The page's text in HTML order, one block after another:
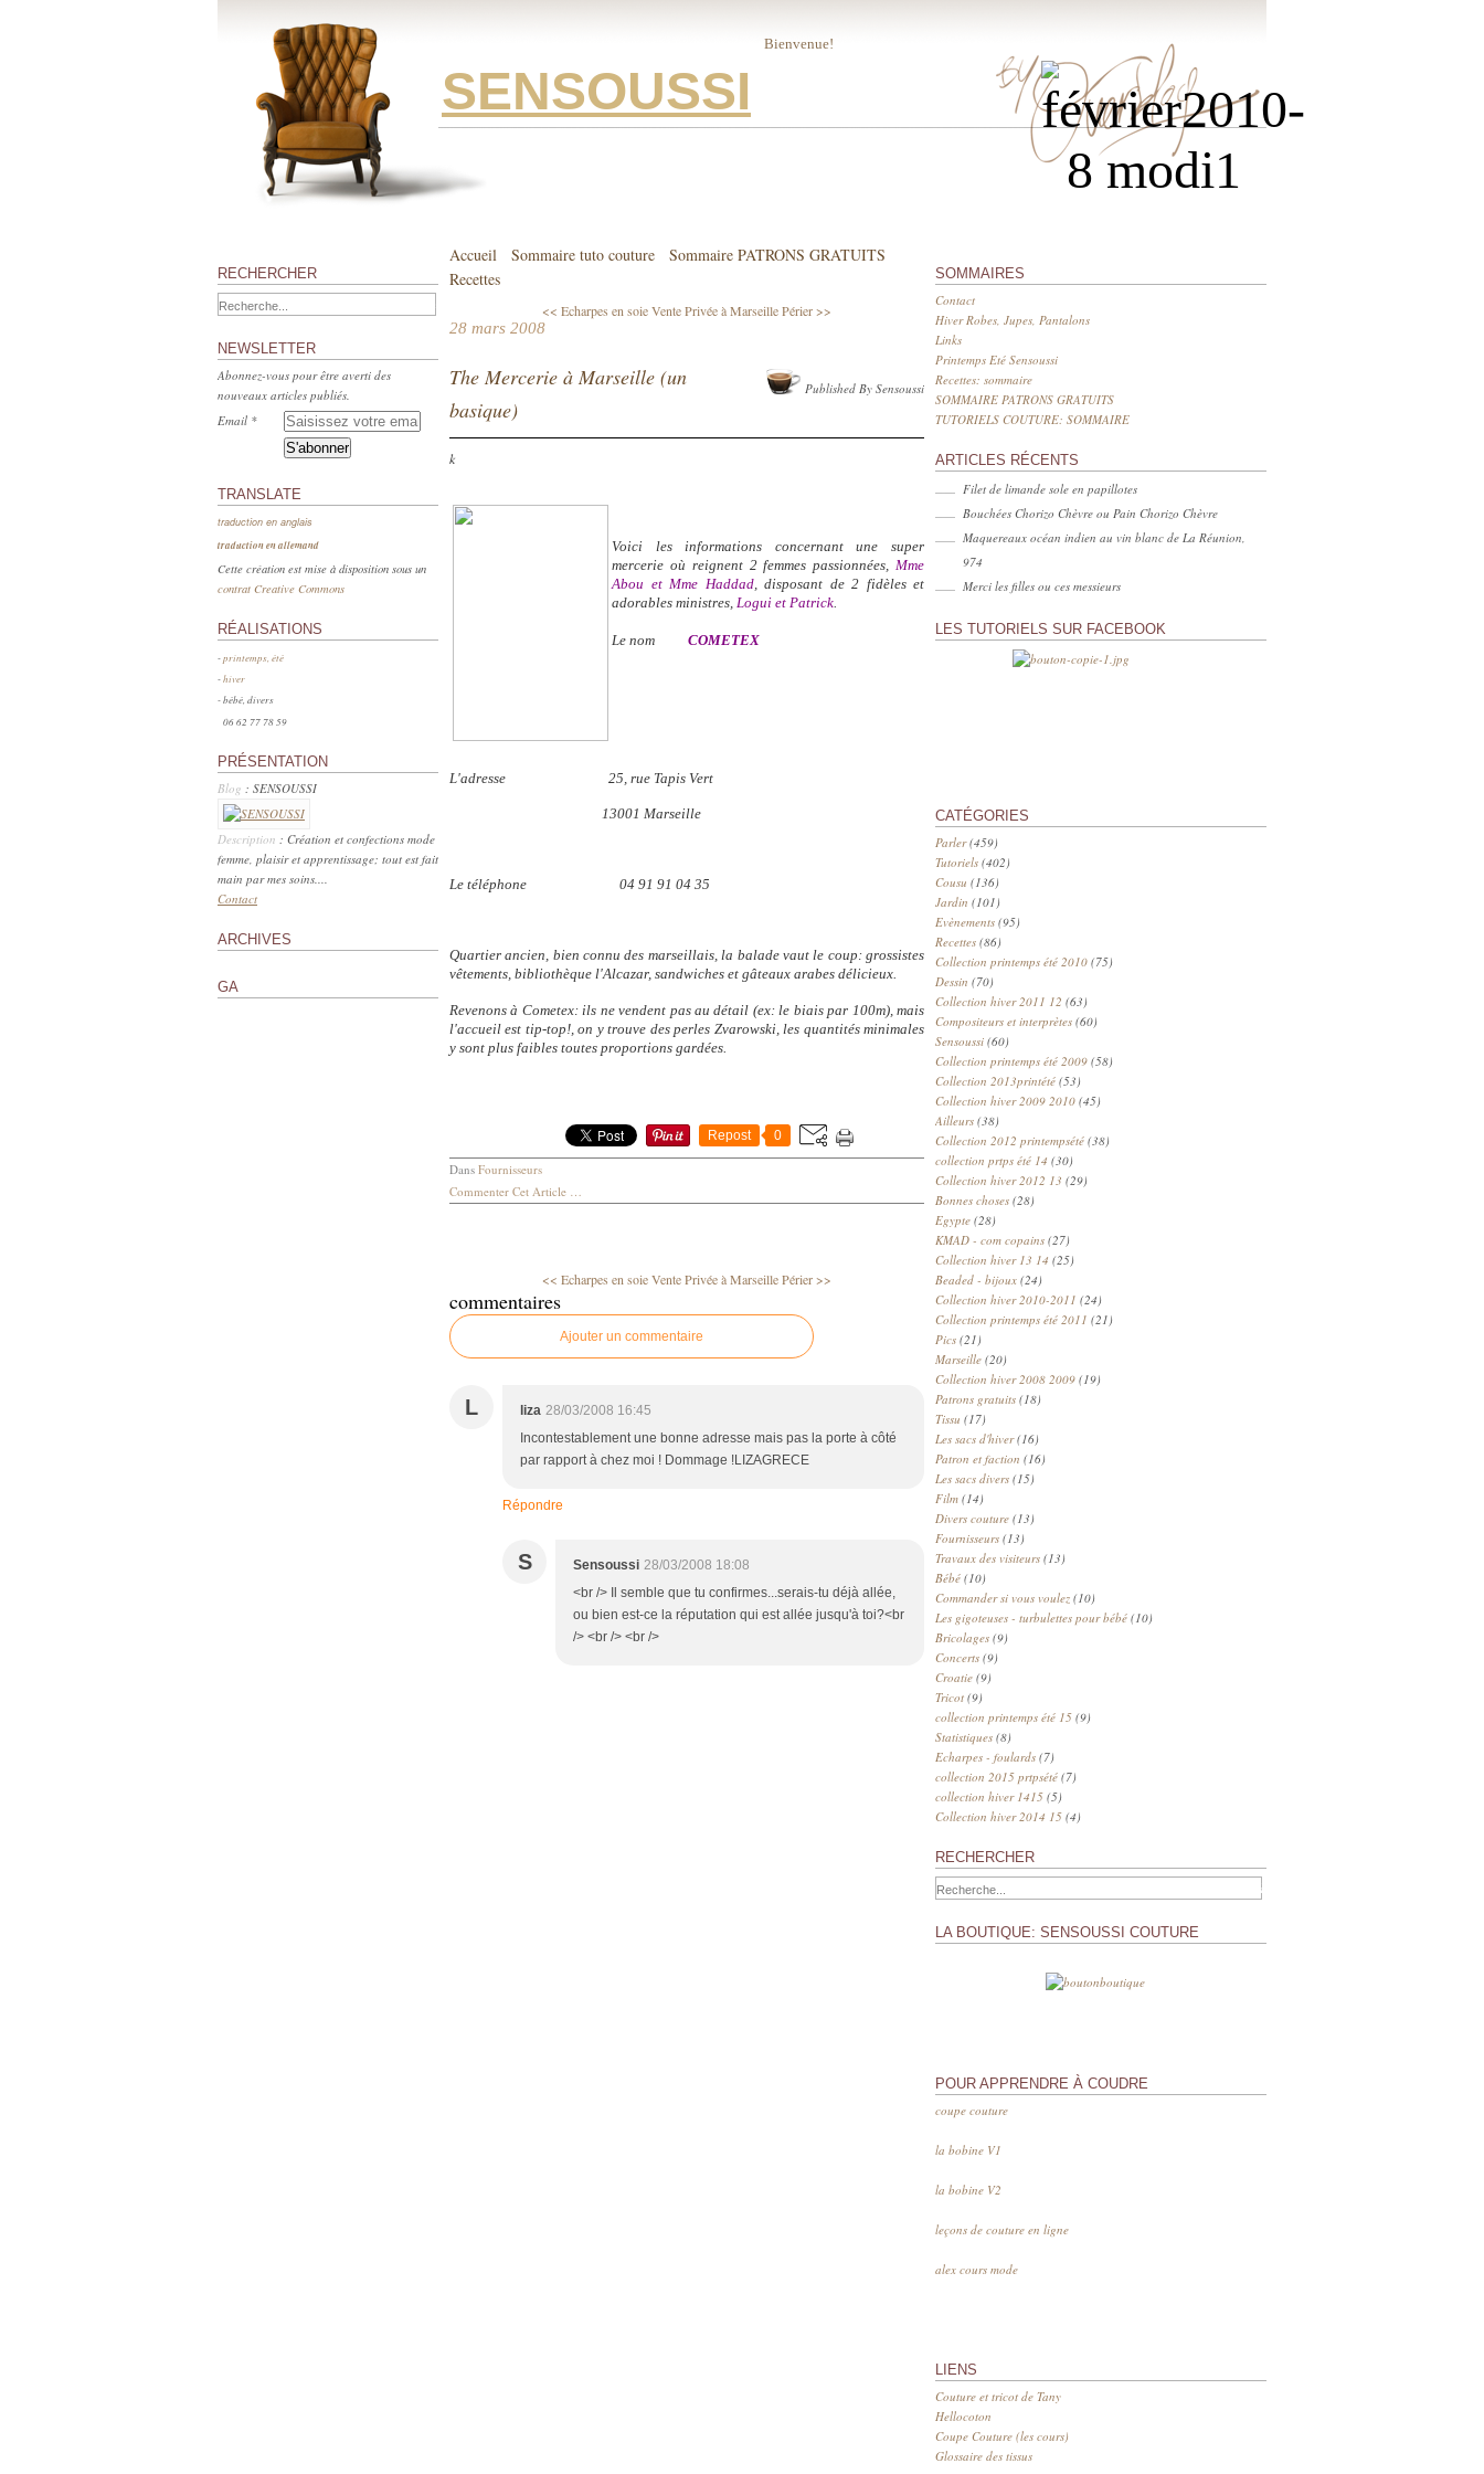
Bienvenue!
SENSOUSSI
RECHERCHER
NEWSLETTER
Abonnez-vous pour être averti des
nouveaux articles publiés.
Email
TRANSLATE
traduction en anglais
traduction en allemand
Cette création est mise à disposition sous un
contrat Creative Commons
RÉALISATIONS
-printemps, été
-hiver
- bébé, divers
06 62 77 78 59
PRÉSENTATION
Blog : SENSOUSSI
Description : Création et confections mode
femme, plaisir et apprentissage; tout est fait
main par mes soins....
Contact
ARCHIVES
GA
Accueil Sommaire tuto couture
Sommaire PATRONS GRATUITS
Recettes
<< Echarpes en soieVente Privée à Marseille Périer >>
28 mars 2008
The Mercerie à Marseille (un
basique)
k
Voici les informations concernant une super
mercerie où reignent 2 femmes passionnées, Mme
Abou et Mme Haddad, disposant de 2 fidèles et
adorables ministres, Logui et Patrick.
Le nom COMETEX
L'adresse 25, rue Tapis Vert
13001 Marseille
Le téléphone 04 91 91 04 35
Quartier ancien, bien connu des marseillais, la balade vaut le coup: grossistes
vêtements, bibliothèque l'Alcazar, sandwiches et gâteaux arabes délicieux.
Revenons à Cometex: ils ne vendent pas au détail (ex: le biais par 100m), mais
l'accueil est tip-top!, on y trouve des perles Zvarowski, les quantités minimales
y sont plus faibles toutes proportions gardées.
Repost 0
Published By Sensoussi
Dans Fournisseurs
Commenter Cet Article …
<< Echarpes en soieVente Privée à Marseille Périer >>
commentaires
Ajouter un commentaire
L liza 28/03/2008 16:45
Incontestablement une bonne adresse mais pas la porte à côté
par rapport à chez moi ! Dommage !LIZAGRECE
Répondre
S Sensoussi 28/03/2008 18:08
<br /> Il semble que tu confirmes...serais-tu déjà allée,
ou bien est-ce la réputation qui est allée jusqu'à toi?<br
/> <br /> <br />
SOMMAIRES
Contact
Hiver Robes, Jupes, Pantalons
Links
Printemps Eté Sensoussi
Recettes: sommaire
SOMMAIRE PATRONS GRATUITS
TUTORIELS COUTURE: SOMMAIRE
ARTICLES RÉCENTS
Filet de limande sole en papillotes
Bouchées Chorizo Chèvre ou Pain Chorizo Chèvre
Maquereaux océan indien au vin blanc de La Réunion,
974
Merci les filles ou ces messieurs
LES TUTORIELS SUR FACEBOOK
CATÉGORIES
Parler(459)
Tutoriels (402)
Cousu (136)
Jardin (101)
Evènements (95)
Recettes (86)
Collection printemps été 2010 (75)
Dessin (70)
Collection hiver 2011 12 (63)
Compositeurs et interprètes (60)
Sensoussi (60)
Collection printemps été 2009 (58)
Collection 2013printété (53)
Collection hiver 2009 2010 (45)
Ailleurs (38)
Collection 2012 printempsété (38)
collection prtps été 14 (30)
Collection hiver 2012 13 (29)
Bonnes choses (28)
Egypte (28)
KMAD - com copains (27)
Collection hiver 13 14 (25)
Beaded - bijoux (24)
Collection hiver 2010-2011 (24)
Collection printemps été 2011 (21)
Pics (21)
Marseille (20)
Collection hiver 2008 2009 (19)
Patrons gratuits (18)
Tissu (17)
Les sacs d'hiver(16)
Patron et faction (16)
Les sacs divers (15)
Film (14)
Divers couture (13)
Fournisseurs (13)
Travaux des visiteurs (13)
Bébé (10)
Commander si vous voulez (10)
Les gigoteuses - turbulettes pour bébé (10)
Bricolages (9)
Concerts (9)
Croatie (9)
Tricot (9)
collection printemps été 15 (9)
Statistiques (8)
Echarpes - foulards (7)
collection 2015 prtpsété (7)
collection hiver 1415 (5)
Collection hiver 2014 15 (4)
RECHERCHER
LA BOUTIQUE: SENSOUSSI COUTURE
POUR APPRENDRE À COUDRE
coupe couture
la bobine V1
la bobine V2
leçons de couture en ligne
alex cours mode
LIENS
Couture et tricot de Tany
Hellocoton
Coupe Couture (les cours)
Glossaire des tissus